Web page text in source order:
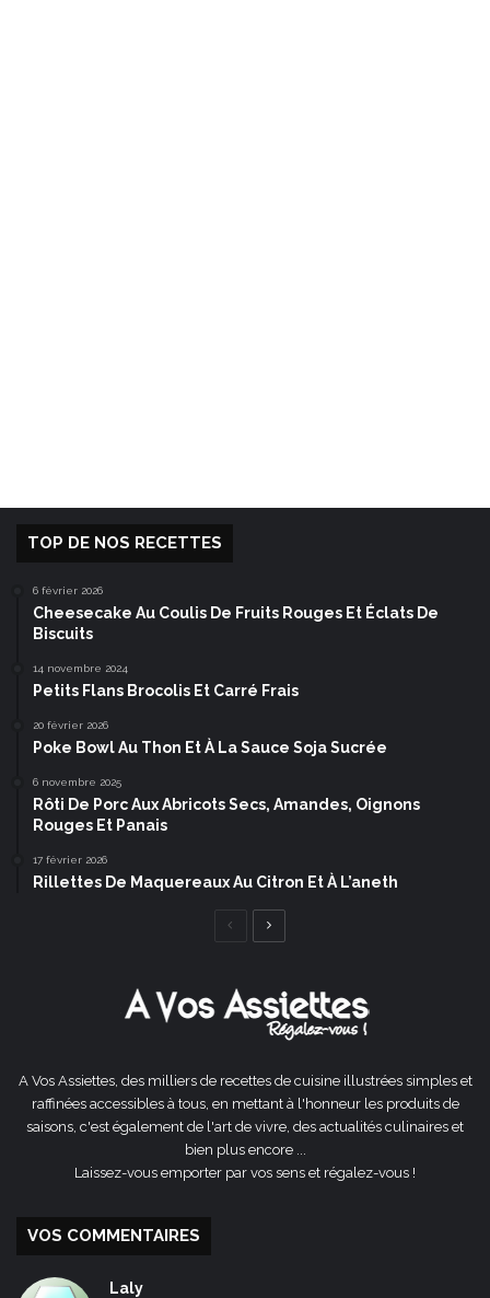
TOP DE NOS RECETTES
6 février 2026
Cheesecake Au Coulis De Fruits Rouges Et Éclats De
Biscuits
14 novembre 2024
Petits Flans Brocolis Et Carré Frais
20 février 2026
Poke Bowl Au Thon Et À La Sauce Soja Sucrée
6 novembre 2025
Rôti De Porc Aux Abricots Secs, Amandes, Oignons
Rouges Et Panais
17 février 2026
Rillettes De Maquereaux Au Citron Et À L’aneth
Page
A Vos Assiettes, des milliers de recettes de cuisine illustrées simples et
raffinées accessibles à tous, en mettant à l'honneur les produits de
saisons, c'est également de l'art de vivre, des actualités culinaires et
bien plus encore ...
Laissez-vous emporter par vos sens et régalez-vous !
VOS COMMENTAIRES
Laly